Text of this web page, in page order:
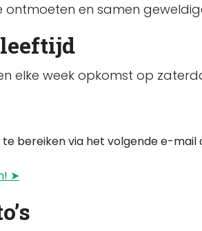
en samen
elke week opkomst op
te bereiken via het volgende e-mail
➤